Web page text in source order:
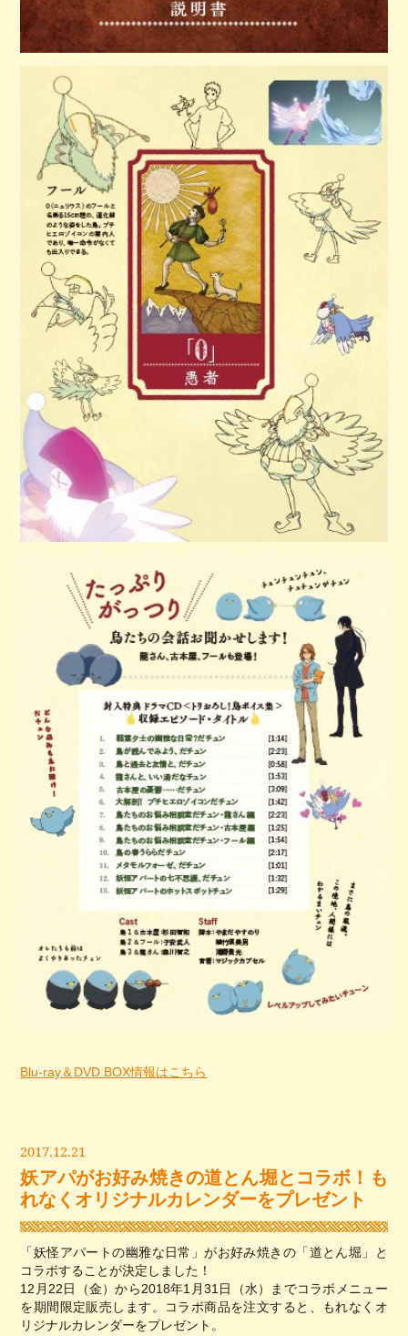
Blu-ray＆DVD BOX情報はこちら
2017.12.21
妖アパがお好み焼きの道とん堀とコラボ！も
れなくオリジナルカレンダーをプレゼント
「妖怪アパートの幽雅な日常」がお好み焼きの「道とん堀」と
コラボすることが決定しました！
12月22日（金）から2018年1月31日（水）までコラボメニュー
を期間限定販売します。コラボ商品を注文すると、もれなくオ
リジナルカレンダーをプレゼント。